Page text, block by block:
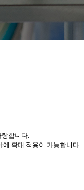
합니다.
에 확대 적용이 가능합니다.